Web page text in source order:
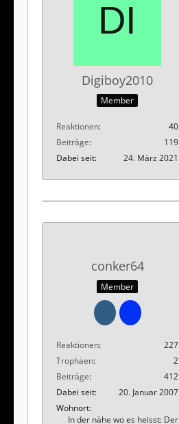
Digiboy2010
Member
Reaktionen
40
Beiträge
119
Dabei seit
24. März 2021
conker64
Member
Reaktionen
227
Trophäen
2
Beiträge
412
Dabei seit
20. Januar 2007
Wohnort
In der nähe wo es heisst: Der